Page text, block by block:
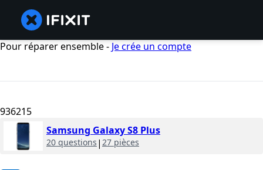
Pour réparer ensemble - Je crée un compte
936215
Samsung Galaxy S8 Plus
20 questions | 27 pièces